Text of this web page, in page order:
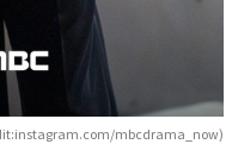
mbcdrama_now)